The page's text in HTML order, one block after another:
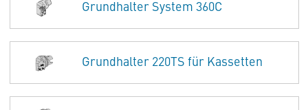
Grundhalter System 360C
Grundhalter 220TS für Kassetten